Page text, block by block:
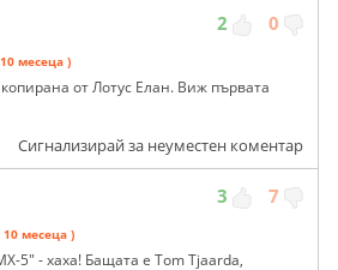
2 0
месеца )
от Лотус Елан. Виж първата
Сигнализирай за неуместен коментар
3 7
месеца )
5" - хаха! Бащата e Tom Tjaarda,